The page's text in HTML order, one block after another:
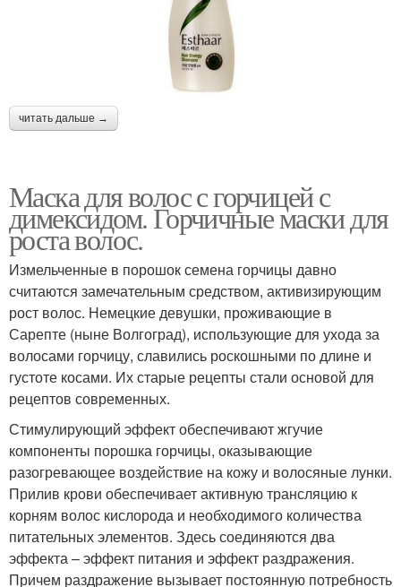
читать дальше →
Маска для волос с горчицей с
димексидом. Горчичные маски для
роста волос.
Измельченные в порошок семена горчицы давно
считаются замечательным средством, активизирующим
рост волос. Немецкие девушки, проживающие в
Сарепте (ныне Волгоград), использующие для ухода за
волосами горчицу, славились роскошными по длине и
густоте косами. Их старые рецепты стали основой для
рецептов современных.
Стимулирующий эффект обеспечивают жгучие
компоненты порошка горчицы, оказывающие
разогревающее воздействие на кожу и волосяные лунки.
Прилив крови обеспечивает активную трансляцию к
корням волос кислорода и необходимого количества
питательных элементов. Здесь соединяются два
эффекта – эффект питания и эффект раздражения.
Причем раздражение вызывает постоянную потребность